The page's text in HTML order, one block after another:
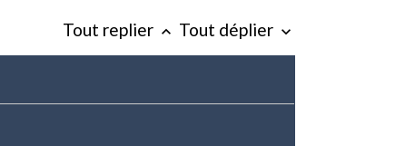
Tout replier keyboard_arrow_up Tout déplier keyboard_arrow_down